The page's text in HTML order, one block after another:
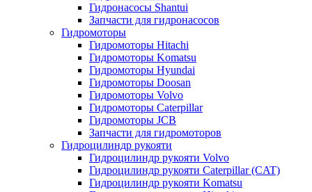
Гидронасосы Shantui
Запчасти для гидронасосов
Гидромоторы
Гидромоторы Hitachi
Гидромоторы Komatsu
Гидромоторы Hyundai
Гидромоторы Doosan
Гидромоторы Volvo
Гидромоторы Caterpillar
Гидромоторы JCB
Запчасти для гидромоторов
Гидроцилиндр рукояти
Гидроцилиндр рукояти Volvo
Гидроцилиндр рукояти Caterpillar (CAT)
Гидроцилиндр рукояти Komatsu